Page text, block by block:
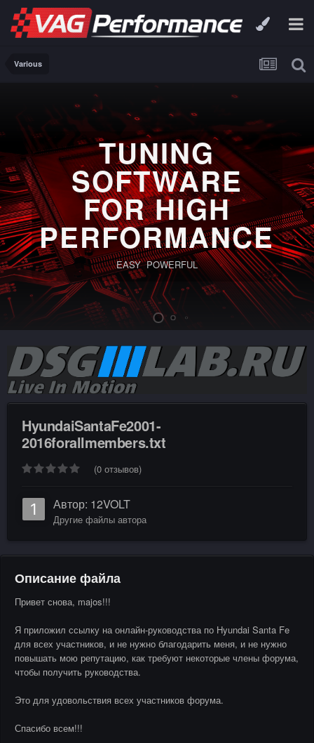
Various
TUNING
SOFTWARE
FOR HIGH
PERFORMANCE
EASY POWERFUL
HyundaiSantaFe2001-
2016forallmembers.txt
(0 отзывов)
Автор: 12VOLT
Другие файлы автора
Описание файла
Привет снова, majos!!!
Я приложил ссылку на онлайн-руководства по Hyundai Santa Fe
для всех участников, и не нужно благодарить меня, и не нужно
повышать мою репутацию, как требуют некоторые члены форума,
чтобы получить руководства.
Это для удовольствия всех участников форума.
Спасибо всем!!!